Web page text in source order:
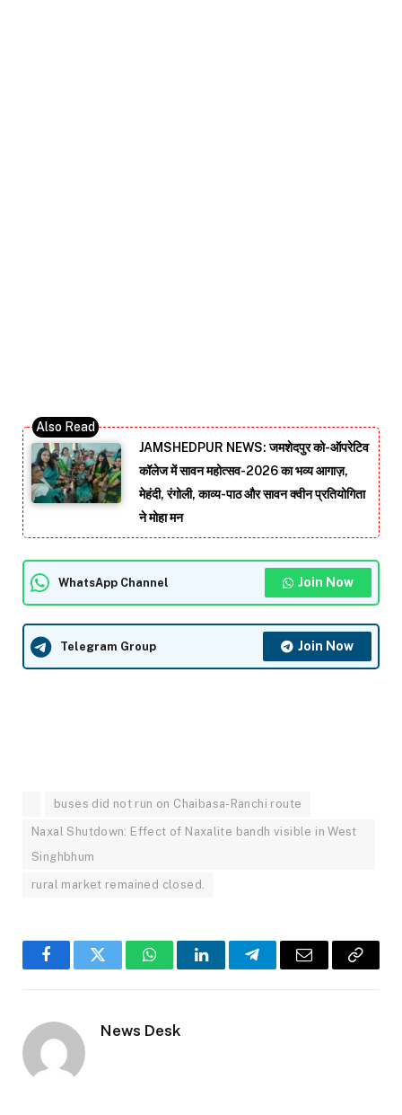
JAMSHEDPUR NEWS: जमशेदपुर को-ऑपरेटिव
कॉलेज में सावन महोत्सव-2026 का भव्य आगाज़,
मेहंदी, रंगोली, काव्य-पाठ और सावन क्वीन प्रतियोगिता
ने मोहा मन
WhatsApp Channel Join Now
Telegram Group Join Now
buses did not run on Chaibasa-Ranchi route
Naxal Shutdown: Effect of Naxalite bandh visible in West
Singhbhum
rural market remained closed.
FacebookTwitter WhatsAppLinkedInTelegramEmail
Copy
News Desk